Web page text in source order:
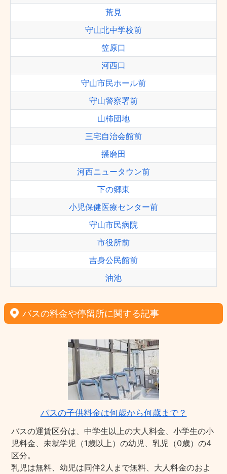
荒見
守山北中学校前
笠原口
河西口
守山市民ホール前
守山警察署前
山柿団地
三宅自治会館前
播磨田
河西ニュータウン前
下の郷東
小児保健医療センター前
守山市民病院
市役所前
吉身公民館前
油池
バスの料金や停留所に関する記事
バスの子供料金は何歳から何歳まで？
バスの運賃区分は、中学生以上の大人料金、小学生の小
児料金、未就学児（1歳以上）の幼児、乳児（0歳）の4
区分。
乳児は無料、幼児は同伴2人まで無料、大人料金のおよ